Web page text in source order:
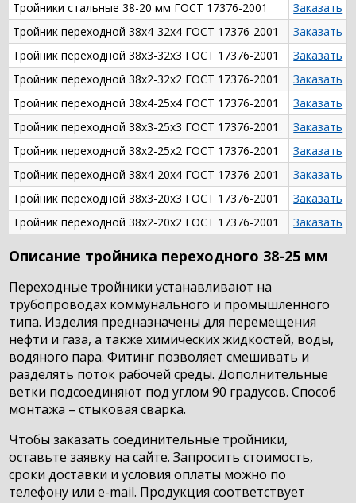
Тройники стальные 38-20 мм ГОСТ 17376-2001
Заказать
Тройник переходной 38х4-32х4 ГОСТ 17376-2001
Заказать
Тройник переходной 38х3-32х3 ГОСТ 17376-2001
Заказать
Тройник переходной 38х2-32х2 ГОСТ 17376-2001
Заказать
Тройник переходной 38х4-25х4 ГОСТ 17376-2001
Заказать
Тройник переходной 38х3-25х3 ГОСТ 17376-2001
Заказать
Тройник переходной 38х2-25х2 ГОСТ 17376-2001
Заказать
Тройник переходной 38х4-20х4 ГОСТ 17376-2001
Заказать
Тройник переходной 38х3-20х3 ГОСТ 17376-2001
Заказать
Тройник переходной 38х2-20х2 ГОСТ 17376-2001
Заказать
Описание тройника переходного 38-25 мм
Переходные тройники устанавливают на
трубопроводах коммунального и промышленного
типа. Изделия предназначены для перемещения
нефти и газа, а также химических жидкостей, воды,
водяного пара. Фитинг позволяет смешивать и
разделять поток рабочей среды. Дополнительные
ветки подсоединяют под углом 90 градусов. Способ
монтажа – стыковая сварка.
Чтобы заказать соединительные тройники,
оставьте заявку на сайте. Запросить стоимость,
сроки доставки и условия оплаты можно по
телефону или e-mail. Продукция соответствует